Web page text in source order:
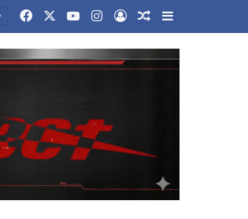
FacebookYouTubeInstagram
Log InRandom Article
Sidebar